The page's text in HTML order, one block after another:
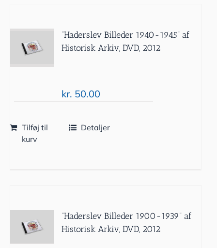
”Haderslev Billeder 1940-1945” af
Historisk Arkiv, DVD, 2012
kr. 50.00
Tilføj til
kurv
Detaljer
”Haderslev Billeder 1900-1939” af
Historisk Arkiv, DVD, 2012